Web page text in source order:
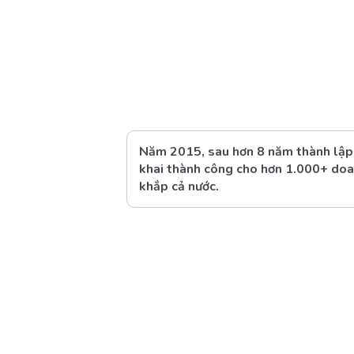
Năm 2015, sau hơn 8 năm thành
khai thành công cho hơn 1.000+
khắp cả nước.